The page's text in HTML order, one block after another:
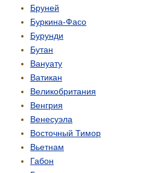
Бруней
Буркина-Фасо
Бурунди
Бутан
Вануату
Ватикан
Великобритания
Венгрия
Венесуэла
Восточный Тимор
Вьетнам
Габон